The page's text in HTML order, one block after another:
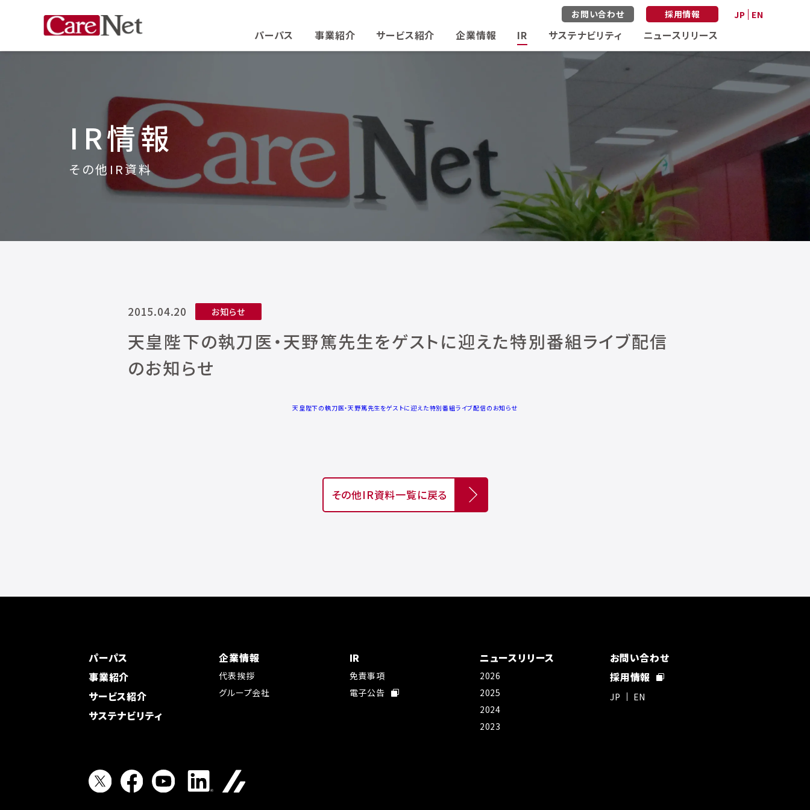
お問い合わせ 採用情報 JP EN
パーパス 事業紹介 サービス紹介 企業情報 IR サステナビリティ ニュースリリース
IR情報
その他IR資料
2015.04.20 お知らせ
天皇陛下の執刀医・天野篤先生をゲストに迎えた特別番組ライブ配信
のお知らせ
天皇陛下の執刀医・天野篤先生をゲストに迎えた特別番組ライブ配信のお知らせ
その他IR資料一覧に戻る
パーパス
事業紹介
サービス紹介
サステナビリティ
企業情報
代表挨拶
グループ会社
IR
免責事項
電子公告
ニュースリリース
2026
2025
2024
2023
お問い合わせ
採用情報
JP EN